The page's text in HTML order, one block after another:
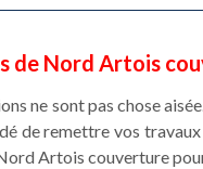
de Nord Artois
ne sont pas chose
de remettre vos
Artois couverture